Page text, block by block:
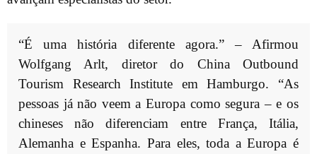
“É uma história diferente agora.” – Afirmou
Wolfgang Arlt, diretor do China Outbound
Tourism Research Institute em Hamburgo. “As
pessoas já não veem a Europa como segura – e os
chineses não diferenciam entre França, Itália,
Alemanha e Espanha. Para eles, toda a Europa é